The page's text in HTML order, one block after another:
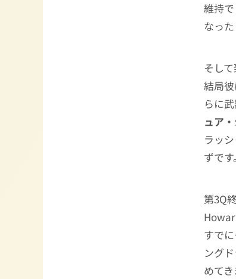
維持
なった
そし
結局
らに
ュア
ラッ
ずです。
第3Q
すで
ング
めてき